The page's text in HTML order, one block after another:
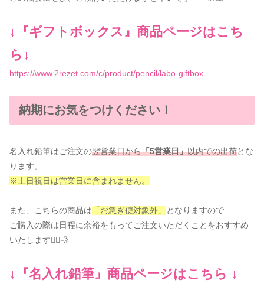
↓『ギフトボックス』商品ページはこち
ら↓
https://www.2rezet.com/c/product/pencil/labo-giftbox
納期にお気をつけください！
名入れ鉛筆はご注文の翌営業日から「5営業日」以内での出荷とな
ります。
※土日祝日は営業日に含まれません。
また、こちらの商品は 「お急ぎ便対象外」
となりますので
ご購入の際は日程に余裕をもってご注文いただくことをおすすめ
いたします🏃‍♀️💨
↓『名入れ鉛筆』商品ページはこちら ↓